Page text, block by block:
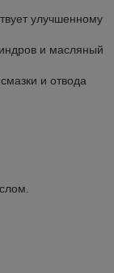
улучшенному
и масляный
и отвода